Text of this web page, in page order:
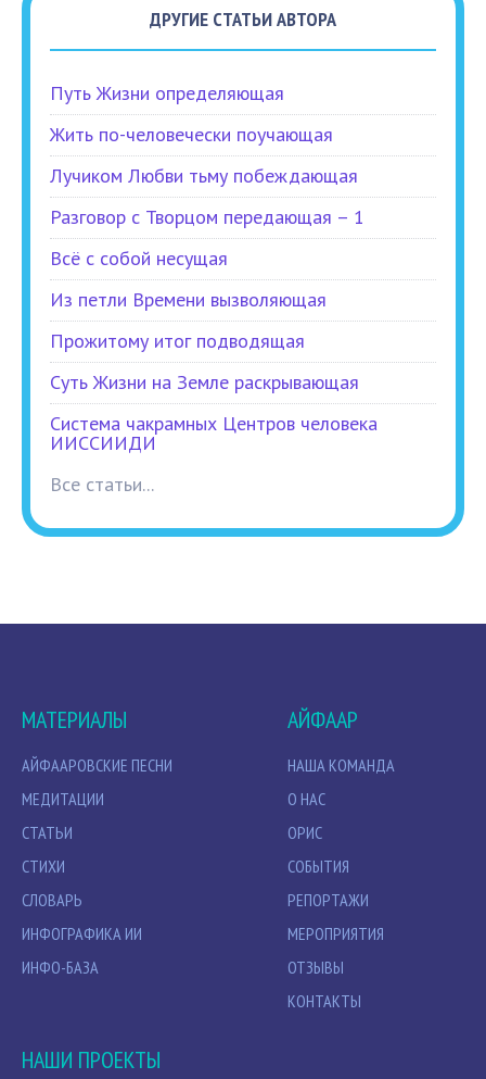
ДРУГИЕ СТАТЬИ АВТОРА
Путь Жизни определяющая
Жить по-человечески поучающая
Лучиком Любви тьму побеждающая
Разговор с Творцом передающая – 1
Всё с собой несущая
Из петли Времени вызволяющая
Прожитому итог подводящая
Суть Жизни на Земле раскрывающая
Система чакрамных Центров человека
ИИССИИДИ
Все статьи...
МАТЕРИАЛЫ
АЙФААРОВСКИЕ ПЕСНИ
МЕДИТАЦИИ
СТАТЬИ
СТИХИ
СЛОВАРЬ
ИНФОГРАФИКА ИИ
ИНФО-БАЗА
АЙФААР
НАША КОМАНДА
О НАС
ОРИС
СОБЫТИЯ
РЕПОРТАЖИ
МЕРОПРИЯТИЯ
ОТЗЫВЫ
КОНТАКТЫ
НАШИ ПРОЕКТЫ